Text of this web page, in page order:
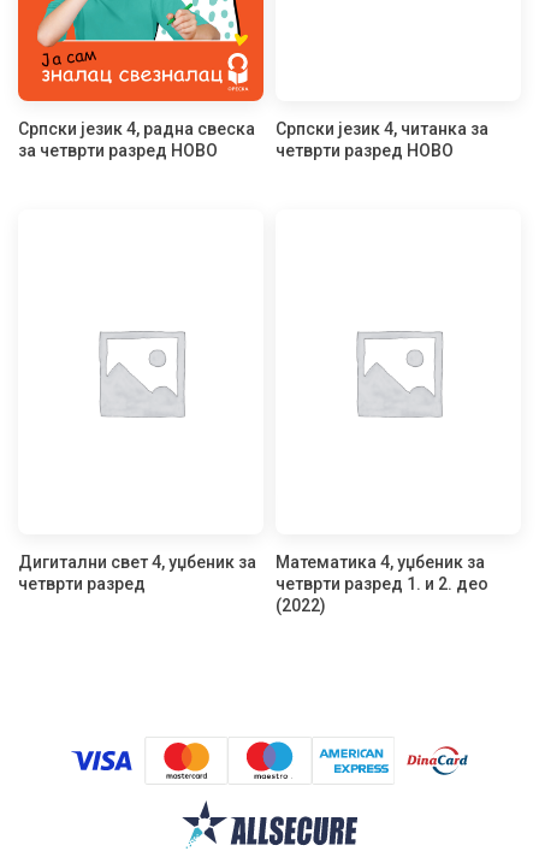
Српски језик 4, радна свеска
за четврти разред НОВО
Српски језик 4, читанка за
четврти разред НОВО
Дигитални свет 4, уџбеник за
четврти разред
Математика 4, уџбеник за
четврти разред 1. и 2. део
(2022)